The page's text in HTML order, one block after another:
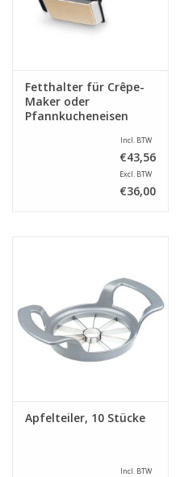
Fetthalter für Crêpe-
Maker oder
Pfannkucheneisen
Incl. BTW
€43,56
Excl. BTW
€36,00
Apfelteiler, 10 Stücke
Incl. BTW